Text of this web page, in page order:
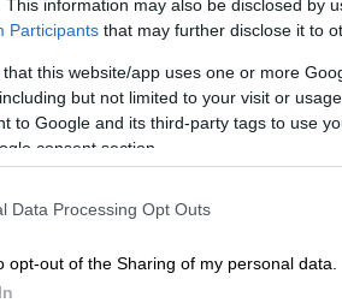
This information may also be disclosed by
Participants that may further disclose it to
that this website/app uses one or more
but not limited to your visit or
to Google and its third-party tags to use
consent section.
Data Processing Opt Outs
opt-out of the Sharing of my personal data.
εμβόλιο για MERS:
Η ερευνήτρια που είχε
θεραπεία για τον
µιλά στο «Εθνος»